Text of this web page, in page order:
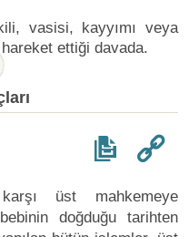
vasisi, kayyımı veya
hareket ettiği davada.
üst mahkemeye
doğduğu tarihten